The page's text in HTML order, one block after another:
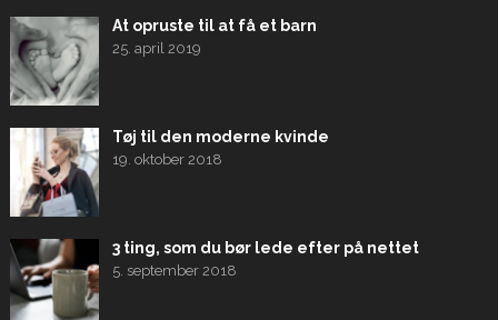
At opruste til at få et barn
25. april 2019
Tøj til den moderne kvinde
19. oktober 2018
3 ting, som du bør lede efter på nettet
5. september 2018